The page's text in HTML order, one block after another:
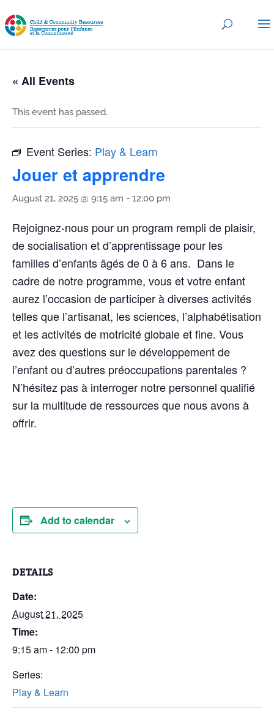
« All Events
This event has passed.
Event Series: Play & Learn
Jouer et apprendre
August 21, 2025 @ 9:15 am - 12:00 pm
Rejoignez-nous pour un program rempli de plaisir,
de socialisation et d’apprentissage pour les
familles d’enfants âgés de 0 à 6 ans. Dans le
cadre de notre programme, vous et votre enfant
aurez l’occasion de participer à diverses activités
telles que l’artisanat, les sciences, l’alphabétisation
et les activités de motricité globale et fine. Vous
avez des questions sur le développement de
l’enfant ou d’autres préoccupations parentales ?
N’hésitez pas à interroger notre personnel qualifié
sur la multitude de ressources que nous avons à
offrir.
Add to calendar
DETAILS
Date:
August 21, 2025
Time:
9:15 am - 12:00 pm
Series:
Play & Learn